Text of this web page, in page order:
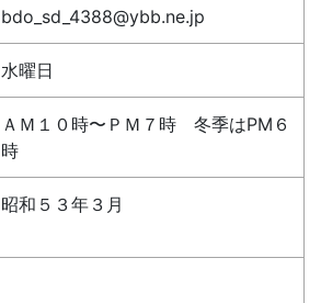
bdo_sd_4388@ybb.ne.jp
水曜日
ＡＭ１０時〜ＰＭ７時 冬季はPM６
時
昭和５３年３月